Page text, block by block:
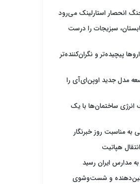
سبزیجات را درست
پیچیده‌تر و نگران‌کننده‌تر
مدل جدید اوپن‌ای‌آی را
انرژی ساختمان‌ها با یک
به مناسبت روز خبرنگار
هپاتیت
ایران رسید
و شست‌وشوی